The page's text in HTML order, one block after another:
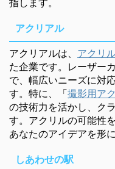
アクリアル
アクリアルは、 アクリ
た企業です。レーザー
で、幅広いニーズに対
す。特に、「撮影用ア
の技術力を活かし、ク
す。アクリルの可能性
あなたのアイデアを形
しあわせの駅